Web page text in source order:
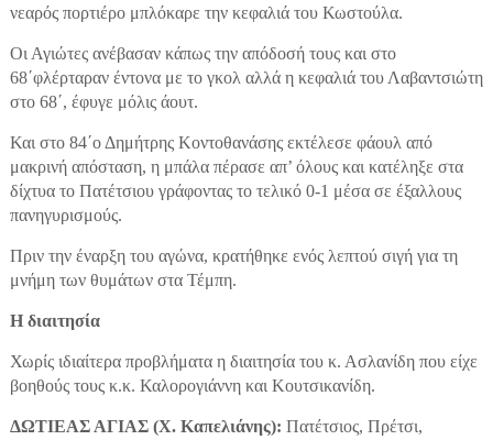
νεαρός πορτιέρο μπλόκαρε την κεφαλιά του Κωστούλα.
Οι Αγιώτες ανέβασαν κάπως την απόδοσή τους και στο
68΄φλέρταραν έντονα με το γκολ αλλά η κεφαλιά του Λαβαντσιώτη
στο 68΄, έφυγε μόλις άουτ.
Και στο 84΄ο Δημήτρης Κοντοθανάσης εκτέλεσε φάουλ από
μακρινή απόσταση, η μπάλα πέρασε απ’ όλους και κατέληξε στα
δίχτυα το Πατέτσιου γράφοντας το τελικό 0-1 μέσα σε έξαλλους
πανηγυρισμούς.
Πριν την έναρξη του αγώνα, κρατήθηκε ενός λεπτού σιγή για τη
μνήμη των θυμάτων στα Τέμπη.
Η διαιτησία
Χωρίς ιδιαίτερα προβλήματα η διαιτησία του κ. Ασλανίδη που είχε
βοηθούς τους κ.κ. Καλορογιάννη και Κουτσικανίδη.
ΔΩΤΙΕΑΣ ΑΓΙΑΣ (Χ. Καπελιάνης): Πατέτσιος, Πρέτσι,